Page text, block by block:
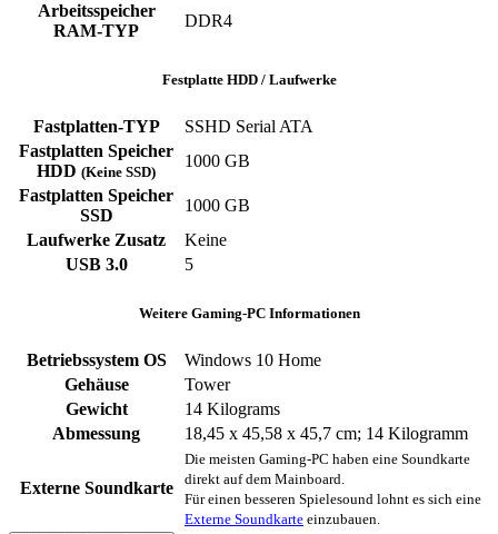
Arbeitsspeicher
RAM-TYP
‎DDR4
Festplatte HDD / Laufwerke
Fastplatten-TYP
‎SSHD ‎Serial ATA
Fastplatten Speicher
HDD (Keine SSD)
1000 GB
Fastplatten Speicher
SSD
1000 GB
Laufwerke Zusatz
‎Keine
USB 3.0
‎5
Weitere Gaming-PC Informationen
Betriebssystem OS
Windows 10 Home
Gehäuse
‎Tower
Gewicht
‎14 Kilograms
Abmessung
‎18,45 x 45,58 x 45,7 cm; 14 Kilogramm
Externe Soundkarte
Die meisten Gaming-PC haben eine Soundkarte
direkt auf dem Mainboard.
Für einen besseren Spielesound lohnt es sich eine
Externe Soundkarte einzubauen.